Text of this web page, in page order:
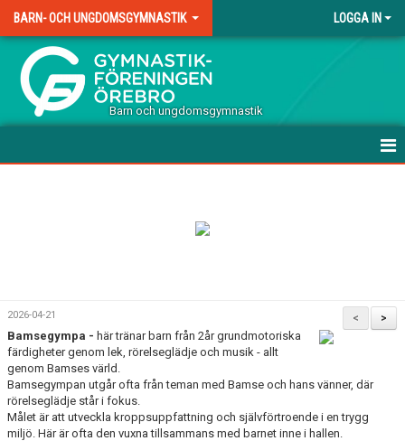
BARN- OCH UNGDOMSGYMNASTIK LOGGA IN
.
Barn och ungdomsgymnastik
KONTAKT
>
<
2026-04-21
Bamsegympa - här tränar barn från 2år grundmotoriska
färdigheter genom lek, rörelseglädje och musik - allt
genom Bamses värld.
Bamsegympan utgår ofta från teman med Bamse och hans vänner, där
rörelseglädje står i fokus.
Målet är att utveckla kroppsuppfattning och självförtroende i en trygg
miljö. Här är ofta den vuxna tillsammans med barnet inne i hallen.